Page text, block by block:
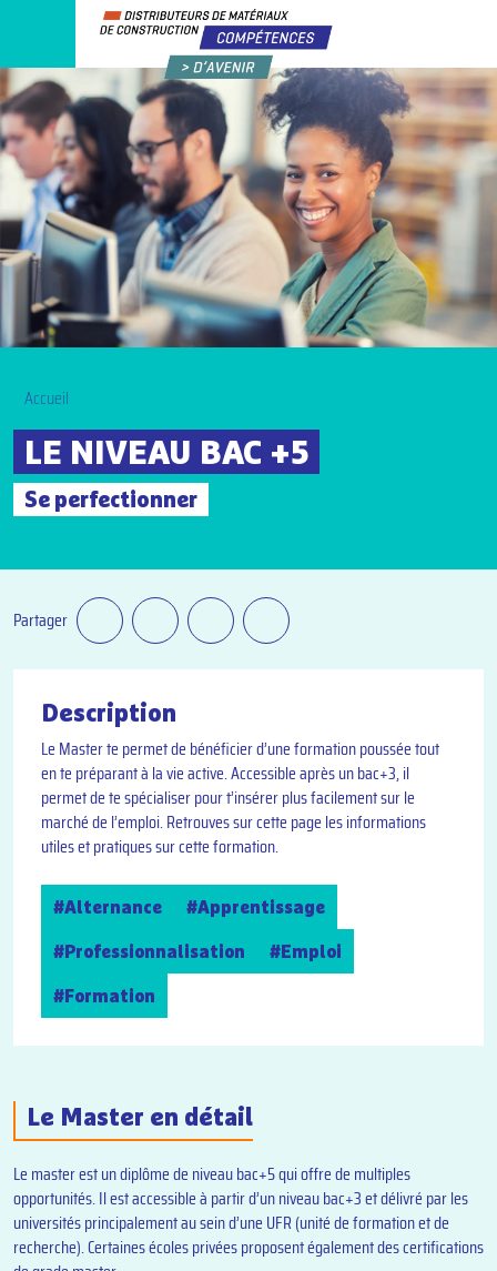
Accueil
LE NIVEAU BAC +5
Se perfectionner
Partager
Description
Le Master te permet de bénéficier d’une formation poussée tout
en te préparant à la vie active. Accessible après un bac+3, il
permet de te spécialiser pour t’insérer plus facilement sur le
marché de l’emploi. Retrouves sur cette page les informations
utiles et pratiques sur cette formation.
#Alternance
#Apprentissage
#Professionnalisation
#Emploi
#Formation
Le Master en détail
Le master est un diplôme de niveau bac+5 qui offre de multiples
opportunités. Il est accessible à partir d’un niveau bac+3 et délivré par les
universités principalement au sein d’une UFR (unité de formation et de
recherche). Certaines écoles privées proposent également des certifications